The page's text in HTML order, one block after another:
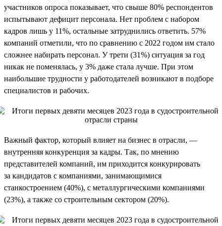
участников опроса показывает, что свыше 80% респондентов
испытывают дефицит персонала. Нет проблем с набором
кадров лишь у 11%, остальные затруднились ответить. 57%
компаний отметили, что по сравнению с 2022 годом им стало
сложнее набирать персонал. У трети (31%) ситуация за год
никак не поменялась, у 3% даже стала лучше. При этом
наибольшие трудности у работодателей возникают в подборе
специалистов и рабочих.
Важный фактор, который влияет на бизнес в отрасли, —
внутренняя конкуренция за кадры. Так, по мнению
представителей компаний, им приходится конкурировать
за кандидатов с компаниями, занимающимися
станкостроением (40%), с металлургическими компаниями
(23%), а также со строительным сектором (20%).